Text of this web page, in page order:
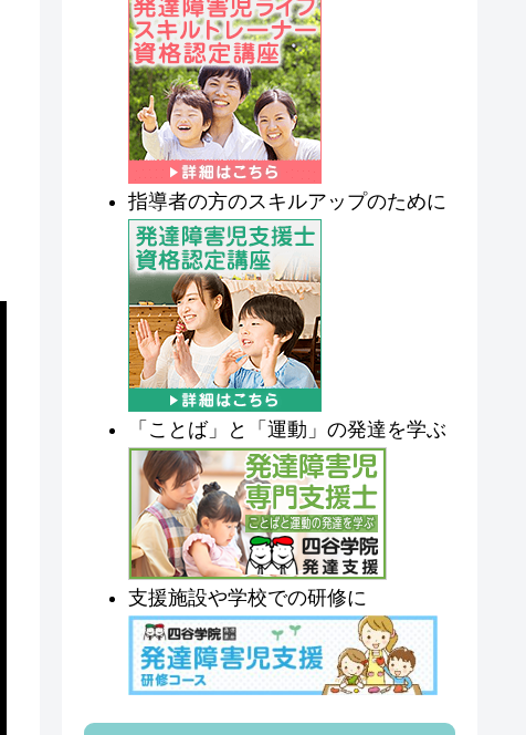
指導者の方のスキルアップのために
「ことば」と「運動」の発達を学ぶ
支援施設や学校での研修に